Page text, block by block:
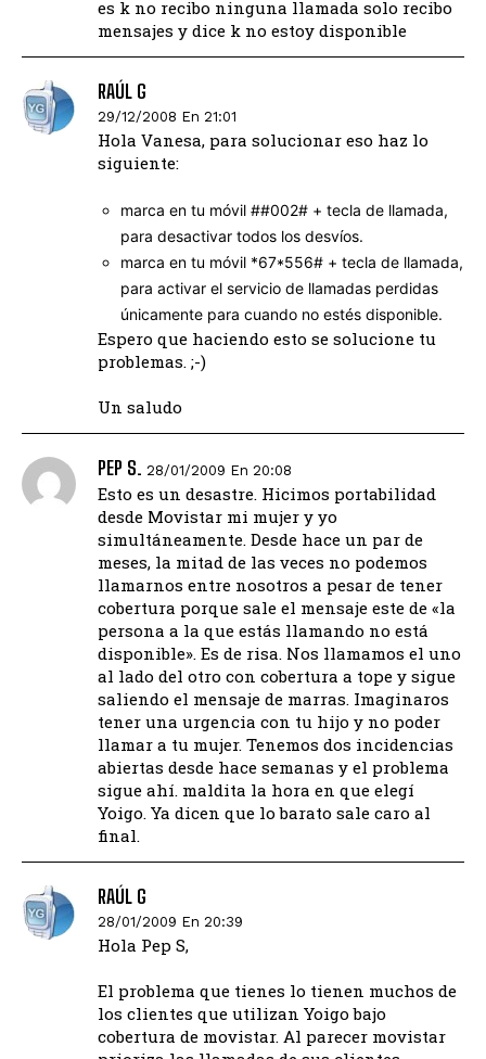
es k no recibo ninguna llamada solo recibo
mensajes y dice k no estoy disponible
RAÚL G
29/12/2008 En 21:01
Hola Vanesa, para solucionar eso haz lo
siguiente:
marca en tu móvil ##002# + tecla de llamada,
para desactivar todos los desvíos.
marca en tu móvil *67*556# + tecla de llamada,
para activar el servicio de llamadas perdidas
únicamente para cuando no estés disponible.
Espero que haciendo esto se solucione tu
problemas. ;-)
Un saludo
PEP S. 28/01/2009 En 20:08
Esto es un desastre. Hicimos portabilidad
desde Movistar mi mujer y yo
simultáneamente. Desde hace un par de
meses, la mitad de las veces no podemos
llamarnos entre nosotros a pesar de tener
cobertura porque sale el mensaje este de «la
persona a la que estás llamando no está
disponible». Es de risa. Nos llamamos el uno
al lado del otro con cobertura a tope y sigue
saliendo el mensaje de marras. Imaginaros
tener una urgencia con tu hijo y no poder
llamar a tu mujer. Tenemos dos incidencias
abiertas desde hace semanas y el problema
sigue ahí. maldita la hora en que elegí
Yoigo. Ya dicen que lo barato sale caro al
final.
RAÚL G
28/01/2009 En 20:39
Hola Pep S,
El problema que tienes lo tienen muchos de
los clientes que utilizan Yoigo bajo
cobertura de movistar. Al parecer movistar